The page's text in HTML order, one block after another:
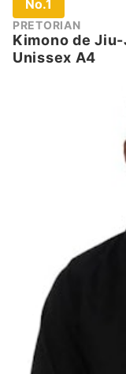
No.1
PRETORIAN
Kimono de
Unissex A4